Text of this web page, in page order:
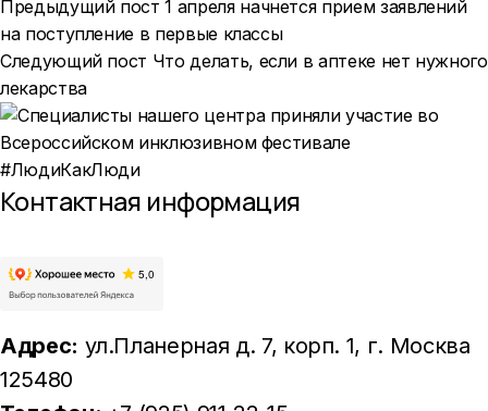
Предыдущий пост 1 апреля начнется прием заявлений
на поступление в первые классы
Следующий пост Что делать, если в аптеке нет нужного
лекарства
Контактная информация
Адрес: ул.Планерная д. 7, корп. 1, г. Москва
125480